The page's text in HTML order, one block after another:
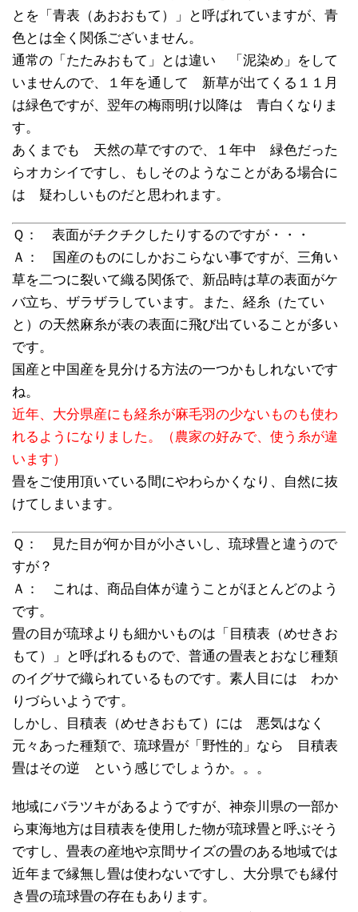
とを「青表（あおおもて）」と呼ばれていますが、青
色とは全く関係ございません。
通常の「たたみおもて」とは違い 「泥染め」をして
いませんので、１年を通して 新草が出てくる１１月
は緑色ですが、翌年の梅雨明け以降は 青白くなりま
す。
あくまでも 天然の草ですので、１年中 緑色だった
らオカシイですし、もしそのようなことがある場合に
は 疑わしいものだと思われます。
Ｑ： 表面がチクチクしたりするのですが・・・
Ａ： 国産のものにしかおこらない事ですが、三角い
草を二つに裂いて織る関係で、新品時は草の表面がケ
バ立ち、ザラザラしています。また、経糸（たてい
と）の天然麻糸が表の表面に飛び出ていることが多い
です。
国産と中国産を見分ける方法の一つかもしれないです
ね。
近年、大分県産にも経糸が麻毛羽の少ないものも使わ
れるようになりました。（農家の好みで、使う糸が違
います）
畳をご使用頂いている間にやわらかくなり、自然に抜
けてしまいます。
Ｑ： 見た目が何か目が小さいし、琉球畳と違うので
すが？
Ａ： これは、商品自体が違うことがほとんどのよう
です。
畳の目が琉球よりも細かいものは「目積表（めせきお
もて）」と呼ばれるもので、普通の畳表とおなじ種類
のイグサで織られているものです。素人目には わか
りづらいようです。
しかし、目積表（めせきおもて）には 悪気はなく
元々あった種類で、琉球畳が「野性的」なら 目積表
畳はその逆 という感じでしょうか。。。
地域にバラツキがあるようですが、神奈川県の一部か
ら東海地方は目積表を使用した物が琉球畳と呼ぶそう
ですし、畳表の産地や京間サイズの畳のある地域では
近年まで縁無し畳は使わないですし、大分県でも縁付
き畳の琉球畳の存在もあります。